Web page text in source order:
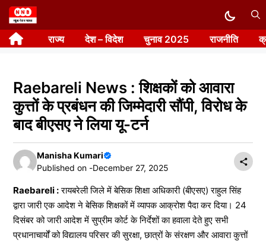
Skip
to
content राज्य देश – विदेश चुनाव 2025 राजनीति
Raebareli News : शिक्षकों को आवारा
कुत्तों के प्रबंधन की जिम्मेदारी सौंपी, विरोध के
बाद बीएसए ने लिया यू-टर्न
Manisha Kumari
Published on -December 27, 2025
Raebareli :रायबरेली जिले में बेसिक शिक्षा अधिकारी (बीएसए) राहुल सिंह
द्वारा जारी एक आदेश ने बेसिक शिक्षकों में व्यापक आक्रोश पैदा कर दिया। 24
दिसंबर को जारी आदेश में सुप्रीम कोर्ट के निर्देशों का हवाला देते हुए सभी
प्रधानाचार्यों को विद्यालय परिसर की सुरक्षा, छात्रों के संरक्षण और आवारा कुत्तों